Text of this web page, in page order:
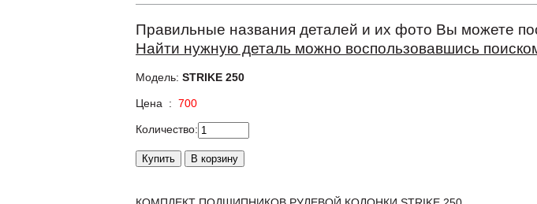
Правильные названия деталей и их фото Вы можете
Найти нужную деталь можно воспользовавшись
Модель: STRIKE 250
Цена : 700
Количество: